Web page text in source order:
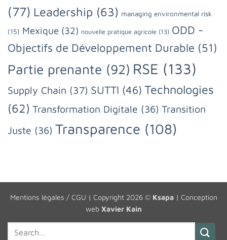
(77) Leadership (63) managing environmental risk
(15) Mexique (32) nouvelle pratique agricole (13) ODD -
Objectifs de Développement Durable (51)
Partie prenante (92) RSE (133)
Supply Chain (37) SUTTI (46) Technologies
(62) Transformation Digitale (36) Transition
Juste (36) Transparence (108)
Mentions légales / CGU | Copyright 2026 © Ksapa| Conception
web Xavier Kain